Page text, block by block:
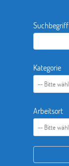
Suchbegriff
Kategorie
Arbeitsort